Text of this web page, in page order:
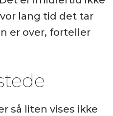
lang tid det tar
er over, forteller
så liten vises ikke